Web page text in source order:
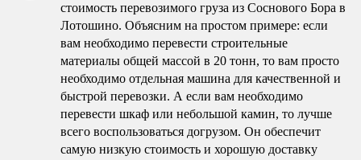
стоимость перевозимого груза из Соснового Бора в
Лотошино. Объясним на простом примере: если
вам необходимо перевести строительные
материалы общей массой в 20 тонн, то вам просто
необходимо отдельная машина для качественной и
быстрой перевозки. А если вам необходимо
перевести шкаф или небольшой камин, то лучше
всего воспользоваться догрузом. Он обеспечит
самую низкую стоимость и хорошую доставку